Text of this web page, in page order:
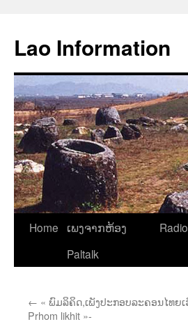
contenu
Lao Information
Home
ເພງຈາກຫ້ອງ
Paltalk
Radio
← « ພົມລິຄິດ,ເພັງປະກອບລະຄອນໄທຍເ
Prhom likhit »-